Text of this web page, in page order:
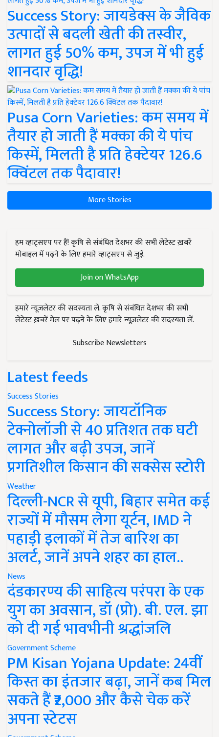
Success Story: जायडेक्स के जैविक
उत्पादों से बदली खेती की तस्वीर,
लागत हुई 50% कम, उपज में भी हुई
शानदार वृद्धि!
Pusa Corn Varieties: कम समय में
तैयार हो जाती हैं मक्का की ये पांच
किस्में, मिलती है प्रति हेक्टेयर 126.6
क्विंटल तक पैदावार!
More Stories
हम व्हाट्सएप पर हैं! कृषि से संबंधित देशभर की सभी लेटेस्ट ख़बरें
मोबाइल में पढ़ने के लिए हमारे व्हाट्सएप से जुड़ें.
Join on WhatsApp
हमारे न्यूज़लेटर की सदस्यता लें. कृषि से संबंधित देशभर की सभी
लेटेस्ट ख़बरें मेल पर पढ़ने के लिए हमारे न्यूज़लेटर की सदस्यता लें.
Subscribe Newsletters
Latest feeds
Success Stories
Success Story: जायटॉनिक
टेक्नोलॉजी से 40 प्रतिशत तक घटी
लागत और बढ़ी उपज, जानें
प्रगतिशील किसान की सक्सेस स्टोरी
Weather
दिल्ली-NCR से यूपी, बिहार समेत कई
राज्यों में मौसम लेगा यूर्टन, IMD ने
पहाड़ी इलाकों में तेज बारिश का
अलर्ट, जानें अपने शहर का हाल..
News
दंडकारण्य की साहित्य परंपरा के एक
युग का अवसान, डॉ (प्रो). बी. एल. झा
को दी गई भावभीनी श्रद्धांजलि
Government Scheme
PM Kisan Yojana Update: 24वीं
किस्त का इंतजार बढ़ा, जानें कब मिल
सकते हैं ₹2,000 और कैसे चेक करें
अपना स्टेटस